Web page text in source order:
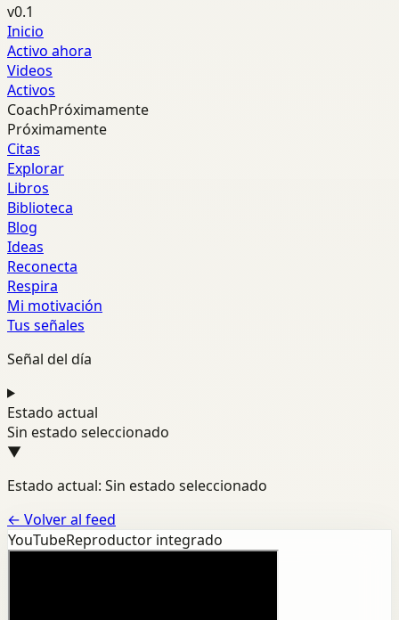
v0.1
Inicio
Activo ahora
Videos
Activos
CoachPróximamente
Próximamente
Citas
Explorar
Libros
Biblioteca
Blog
Ideas
Reconecta
Respira
Mi motivación
Tus señales
Señal del día
Estado actual
Sin estado seleccionado
▼
Estado actual: Sin estado seleccionado
← Volver al feed
YouTubeReproductor integrado